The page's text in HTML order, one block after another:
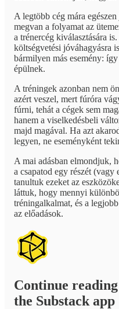
A legtöbb cég mára
megvan a folyamat az
a trénercég kiválasztására
költségvetési jóváhagyásra
bármilyen más esemény:
épülnek.
A tréningek azonban nem
azért veszel, mert fúróra
fúrni, tehát a cégek sem
hanem a viselkedésbeli
majd magával. Ha azt
legyen, ne eseményként
A mai adásban elmondjuk,
a csapatod egy részét
tanultuk ezeket az
láttuk, hogy mennyi
tréningalkalmat, és a
az előadások.
Continue
the Substack app